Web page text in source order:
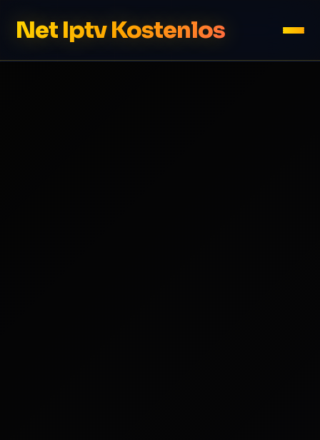
Net Iptv Kostenlos